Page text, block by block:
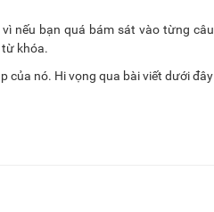
nếu bạn quá bám sát vào từng câu
khóa.
của nó. Hi vọng qua bài viết dưới đây